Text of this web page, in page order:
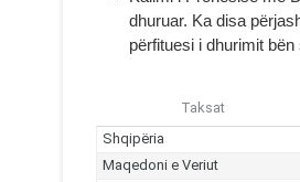
dhuruar. Ka disa
përfituesi i dhurimit